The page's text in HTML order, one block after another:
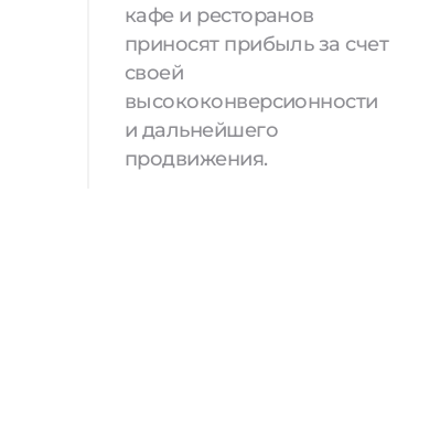
кафе и ресторанов
приносят прибыль за счет
своей
высококонверсионности
и дальнейшего
продвижения.